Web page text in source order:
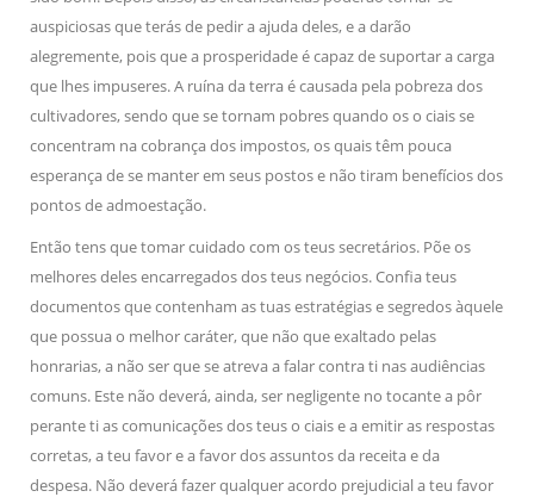
auspiciosas que terás de pedir a ajuda deles, e a darão
alegremente, pois que a prosperidade é capaz de suportar a carga
que lhes impuseres. A ruína da terra é causada pela pobreza dos
cultivadores, sendo que se tornam pobres quando os o ciais se
concentram na cobrança dos impostos, os quais têm pouca
esperança de se manter em seus postos e não tiram benefícios dos
pontos de admoestação.
Então tens que tomar cuidado com os teus secretários. Põe os
melhores deles encarregados dos teus negócios. Confia teus
documentos que contenham as tuas estratégias e segredos àquele
que possua o melhor caráter, que não que exaltado pelas
honrarias, a não ser que se atreva a falar contra ti nas audiências
comuns. Este não deverá, ainda, ser negligente no tocante a pôr
perante ti as comunicações dos teus o ciais e a emitir as respostas
corretas, a teu favor e a favor dos assuntos da receita e da
despesa. Não deverá fazer qualquer acordo prejudicial a teu favor